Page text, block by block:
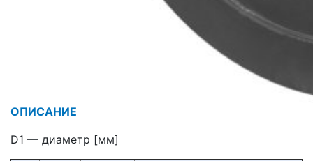
ОПИСАНИЕ
D1 — диаметр [мм]